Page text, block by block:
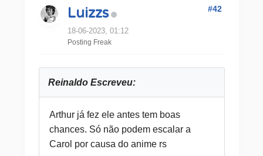
Luizzs
18-06-2023, 01:12
Posting Freak
#42
Reinaldo Escreveu:
Arthur já fez ele antes tem boas
chances. Só não podem escalar a
Carol por causa do anime rs